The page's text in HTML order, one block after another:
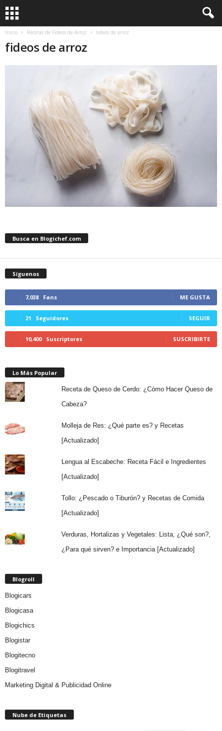
Inicio Recetas de Fideos de Arroz fideos de arroz
fideos de arroz
Busca en Blogichef.com
Síguenos
7,038 Fans ME GUSTA
21 Seguidores SEGUIR
10,400 Suscriptores SUSCRIBIRTE
Lo Más Popular
Receta de Queso de Cerdo: ¿Cómo Hacer Queso de
Cabeza?
Molleja de Res: ¿Qué parte es? y Recetas
[Actualizado]
Lengua al Escabeche: Receta Fácil e Ingredientes
[Actualizado]
Tollo: ¿Pescado o Tiburón? y Recetas de Comida
[Actualizado]
Verduras, Hortalizas y Vegetales: Lista, ¿Qué son?,
¿Para qué sirven? e Importancia [Actualizado]
Blogroll
Blogicars
Blogicasa
Blogichics
Blogistar
Blogitecno
Blogitravel
Marketing Digital & Publicidad Online
Nube de Etiquetas